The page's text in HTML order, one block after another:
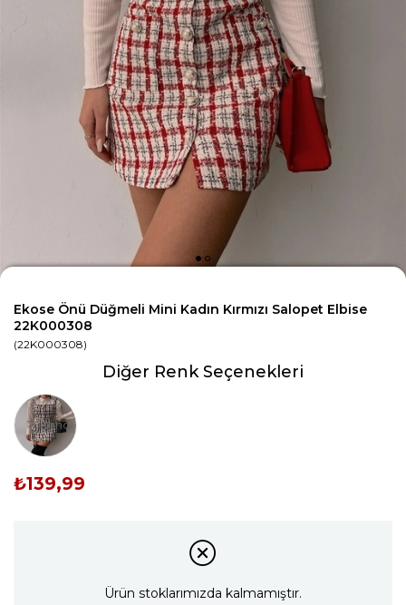
Ekose Önü Düğmeli Mini Kadın Kırmızı Salopet Elbise
22K000308
(22K000308)
Diğer Renk Seçenekleri
Tükendi
₺139,99
Ürün stoklarımızda kalmamıştır.